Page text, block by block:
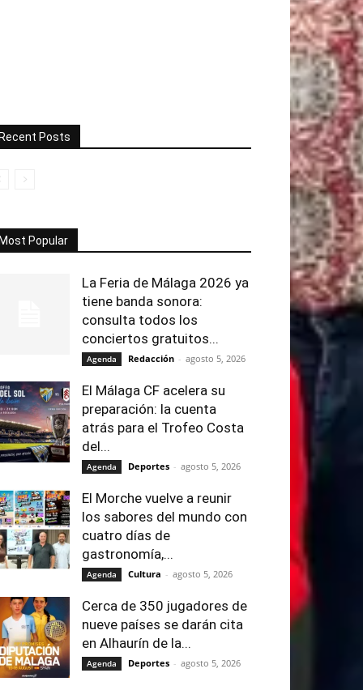
Posts
Popular
La Feria de Málaga 2026 ya
tiene banda sonora:
consulta todos los
conciertos gratuitos...
Agenda Redacción - agosto 5, 2026
El Málaga CF acelera su
preparación: la cuenta
atrás para el Trofeo Costa
del...
Agenda Deportes - agosto 5, 2026
El Morche vuelve a reunir
los sabores del mundo con
cuatro días de
gastronomía,...
Agenda Cultura - agosto 5, 2026
Cerca de 350 jugadores de
nueve países se darán cita
en Alhaurín de la...
Agenda Deportes - agosto 5, 2026